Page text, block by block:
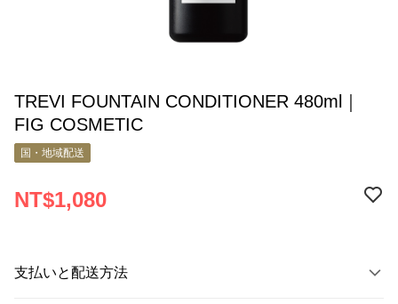
TREVI FOUNTAIN CONDITIONER 480ml｜
FIG COSMETIC
国・地域配送
NT$1,080
支払いと配送方法